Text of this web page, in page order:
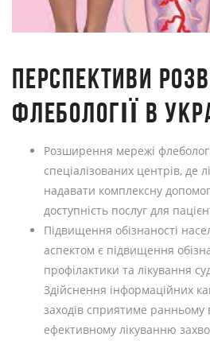
ПЕРСПЕКТИВИ
ФЛЕБОЛОГІЇ В
Розширення мережі
спеціалізованих центрів, де
надавати комплексну
доступність послуг для
Підвищення обізнаності
аспектом є підвищення
профілактики та лікування
Здійснення інформаційних
заходів сприятиме
ефективному лікуванню